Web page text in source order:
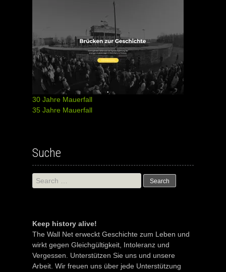
30 Jahre Mauerfall
35 Jahre Mauerfall
Suche
Search
for:
Keep history alive!
The Wall Net erweckt Geschichte zum Leben und
wirkt gegen Gleichgültigkeit, Intoleranz und
Vergessen. Unterstützen Sie uns und unsere
Arbeit. Wir freuen uns über jede Unterstützung